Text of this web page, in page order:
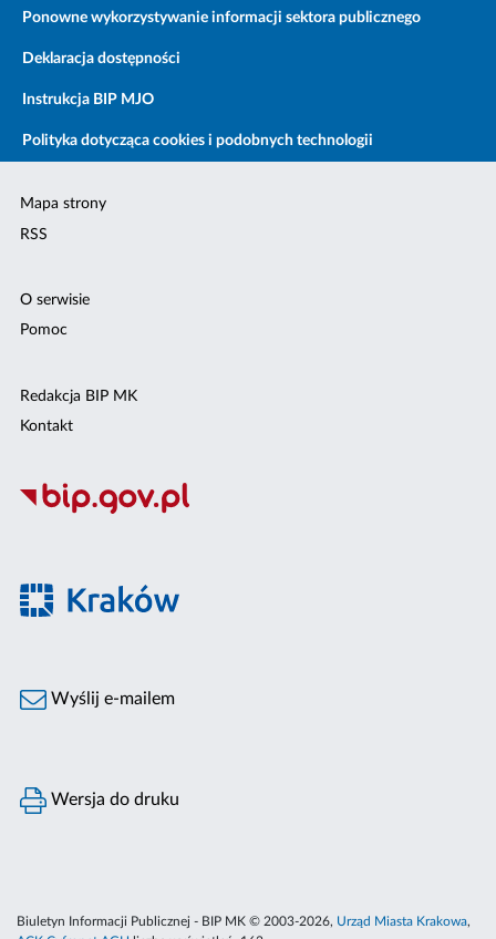
Ponowne wykorzystywanie informacji sektora publicznego
Deklaracja dostępności
Instrukcja BIP MJO
Polityka dotycząca cookies i podobnych technologii
Mapa strony
RSS
O serwisie
Pomoc
Redakcja BIP MK
Kontakt
Wyślij e-mailem
Wersja do druku
Biuletyn Informacji Publicznej - BIP MK © 2003-2026, Urząd Miasta Krakowa,